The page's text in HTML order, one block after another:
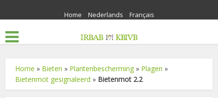
Home Nederlands Français
Home » Bieten » Plantenbescherming » Plagen »
Bietenmot gesignaleerd » Bietenmot 2.2